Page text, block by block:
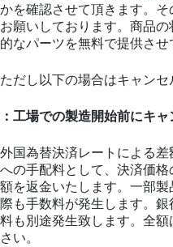
かを確認させて頂きます。
お願いしております。商品
的なパーツを無料で提供させ
ただし以下の場合はキャンセ
：工場での製造開始前にキ
外国為替決済レートによる
への手配料として、決済価
額を返金いたします。一部
際も手数料が発生します。
料も別途発生致します。全
さい。